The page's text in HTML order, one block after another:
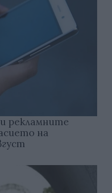
рекламните
на